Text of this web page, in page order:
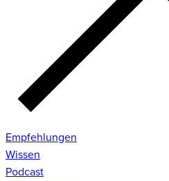
Empfehlungen
Wissen
Podcast